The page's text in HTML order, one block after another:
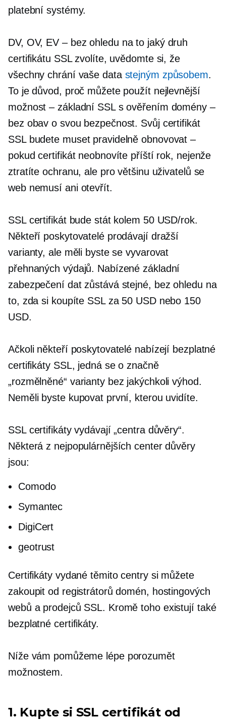
platební systémy.
DV, OV, EV – bez ohledu na to jaký druh
certifikátu SSL zvolíte, uvědomte si, že
všechny chrání vaše data stejným způsobem.
To je důvod, proč můžete použít nejlevnější
možnost – základní SSL s ověřením domény –
bez obav o svou bezpečnost. Svůj certifikát
SSL budete muset pravidelně obnovovat –
pokud certifikát neobnovíte příští rok, nejenže
ztratíte ochranu, ale pro většinu uživatelů se
web nemusí ani otevřít.
SSL certifikát bude stát kolem 50 USD/rok.
Někteří poskytovatelé prodávají dražší
varianty, ale měli byste se vyvarovat
přehnaných výdajů. Nabízené základní
zabezpečení dat zůstává stejné, bez ohledu na
to, zda si koupíte SSL za 50 USD nebo 150
USD.
Ačkoli někteří poskytovatelé nabízejí bezplatné
certifikáty SSL, jedná se o značně
„rozmělněné“ varianty bez jakýchkoli výhod.
Neměli byste kupovat první, kterou uvidíte.
SSL certifikáty vydávají „centra důvěry“.
Některá z nejpopulárnějších center důvěry
jsou:
Comodo
Symantec
DigiCert
geotrust
Certifikáty vydané těmito centry si můžete
zakoupit od registrátorů domén, hostingových
webů a prodejců SSL. Kromě toho existují také
bezplatné certifikáty.
Níže vám pomůžeme lépe porozumět
možnostem.
1. Kupte si SSL certifikát od